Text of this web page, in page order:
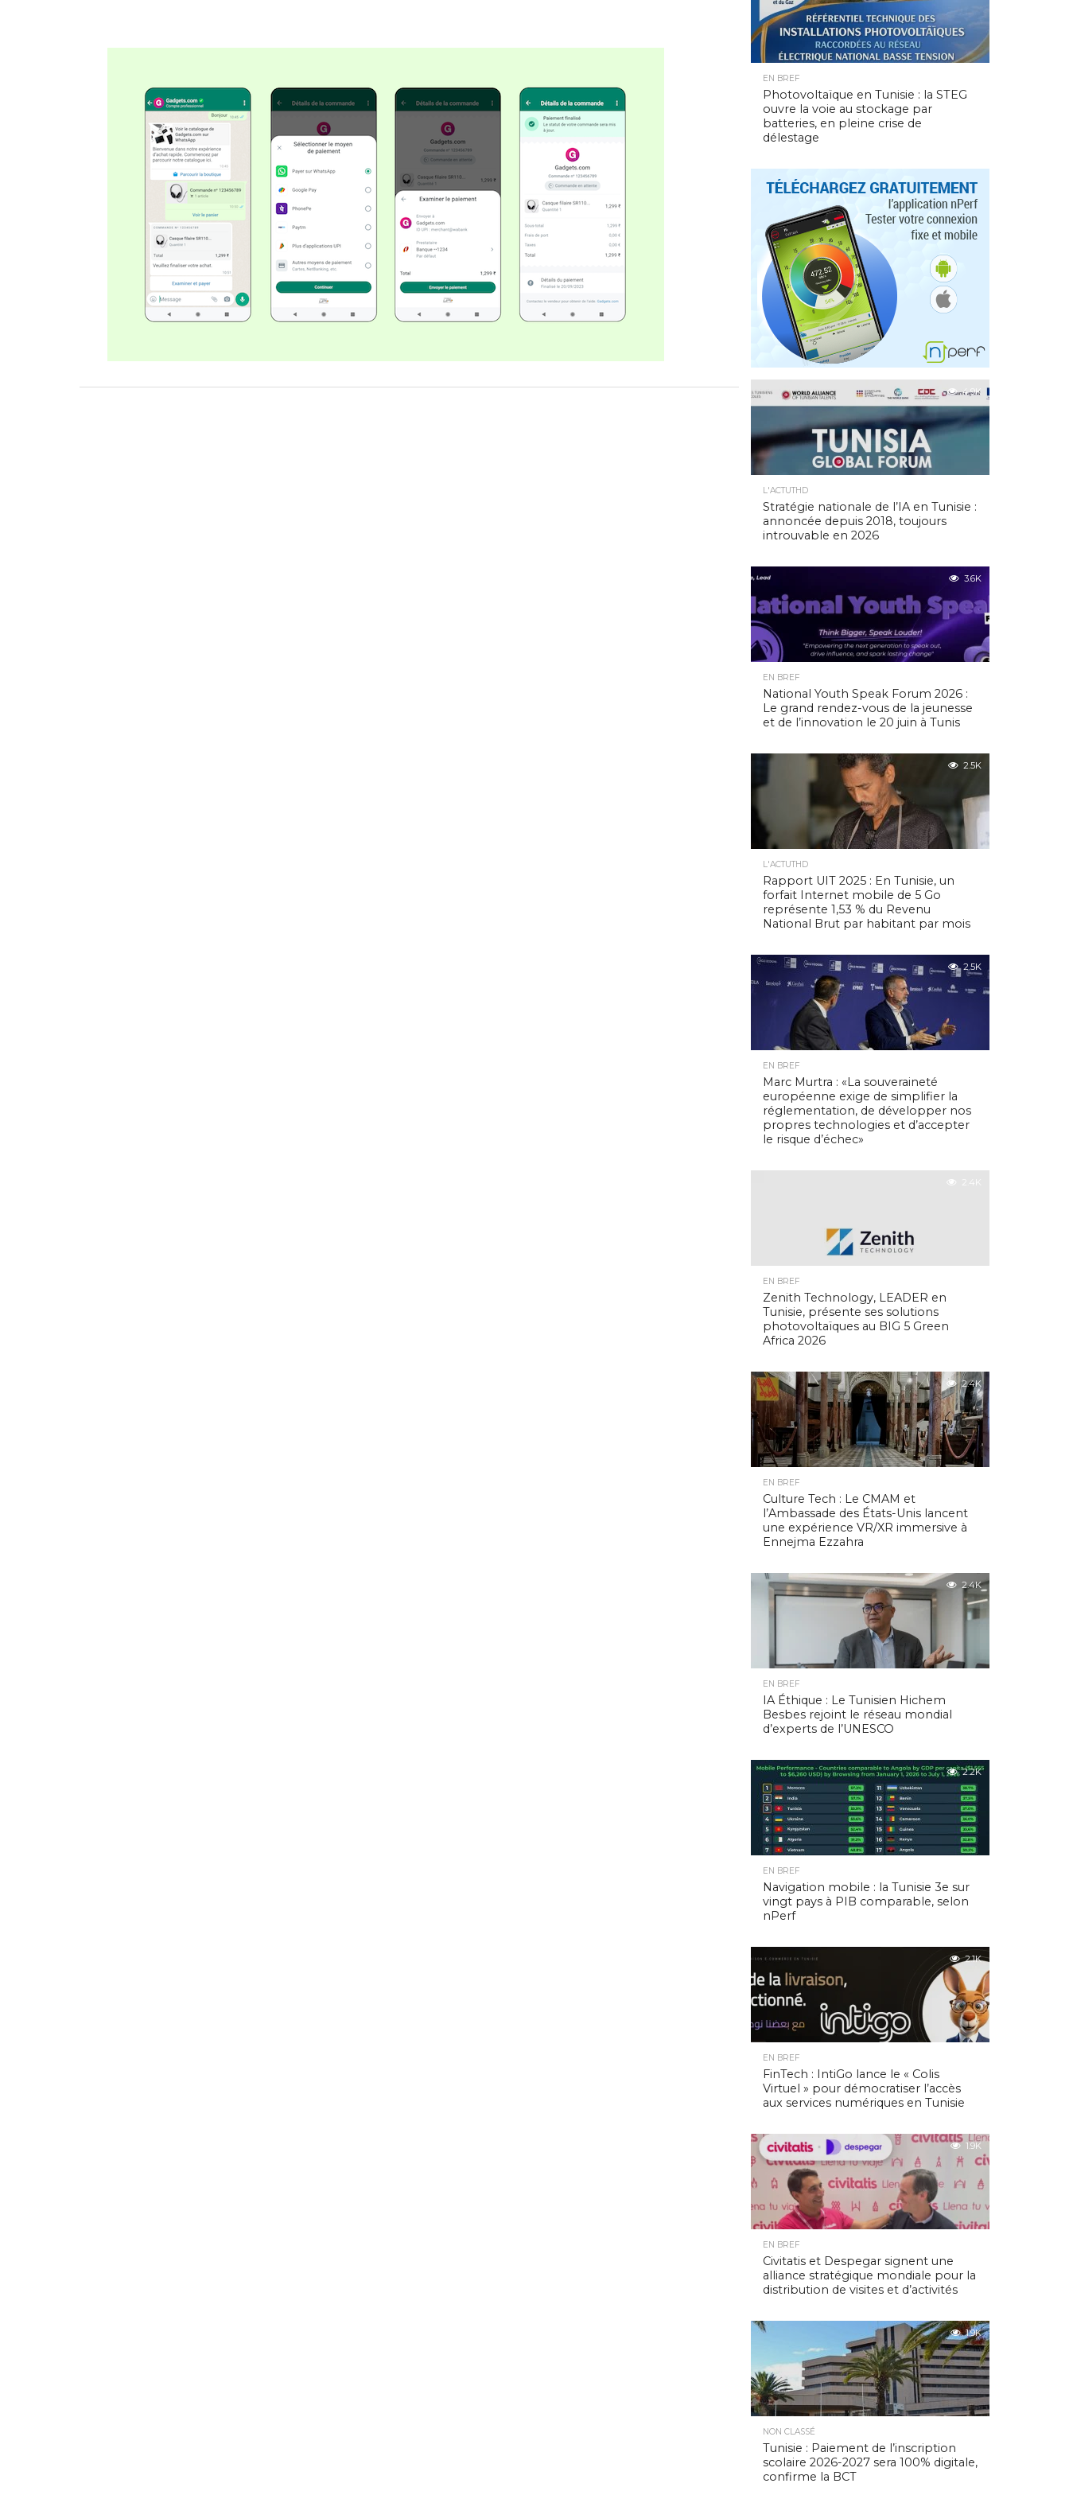
EN BREF
Photovoltaïque en Tunisie : la STEG
ouvre la voie au stockage par
batteries, en pleine crise de
délestage
4.9K
L'ACTUTHD
Stratégie nationale de l’IA en Tunisie :
annoncée depuis 2018, toujours
introuvable en 2026
3.6K
EN BREF
National Youth Speak Forum 2026 :
Le grand rendez-vous de la jeunesse
et de l’innovation le 20 juin à Tunis
2.5K
L'ACTUTHD
Rapport UIT 2025 : En Tunisie, un
forfait Internet mobile de 5 Go
représente 1,53 % du Revenu
National Brut par habitant par mois
2.5K
EN BREF
Marc Murtra : «La souveraineté
européenne exige de simplifier la
réglementation, de développer nos
propres technologies et d’accepter
le risque d’échec»
2.4K
EN BREF
Zenith Technology, LEADER en
Tunisie, présente ses solutions
photovoltaïques au BIG 5 Green
Africa 2026
2.4K
EN BREF
Culture Tech : Le CMAM et
l’Ambassade des États-Unis lancent
une expérience VR/XR immersive à
Ennejma Ezzahra
2.4K
EN BREF
IA Éthique : Le Tunisien Hichem
Besbes rejoint le réseau mondial
d’experts de l’UNESCO
2.2K
EN BREF
Navigation mobile : la Tunisie 3e sur
vingt pays à PIB comparable, selon
nPerf
2.1K
EN BREF
FinTech : IntiGo lance le « Colis
Virtuel » pour démocratiser l’accès
aux services numériques en Tunisie
1.9K
EN BREF
Civitatis et Despegar signent une
alliance stratégique mondiale pour la
distribution de visites et d’activités
1.9K
NON CLASSÉ
Tunisie : Paiement de l’inscription
scolaire 2026-2027 sera 100% digitale,
confirme la BCT